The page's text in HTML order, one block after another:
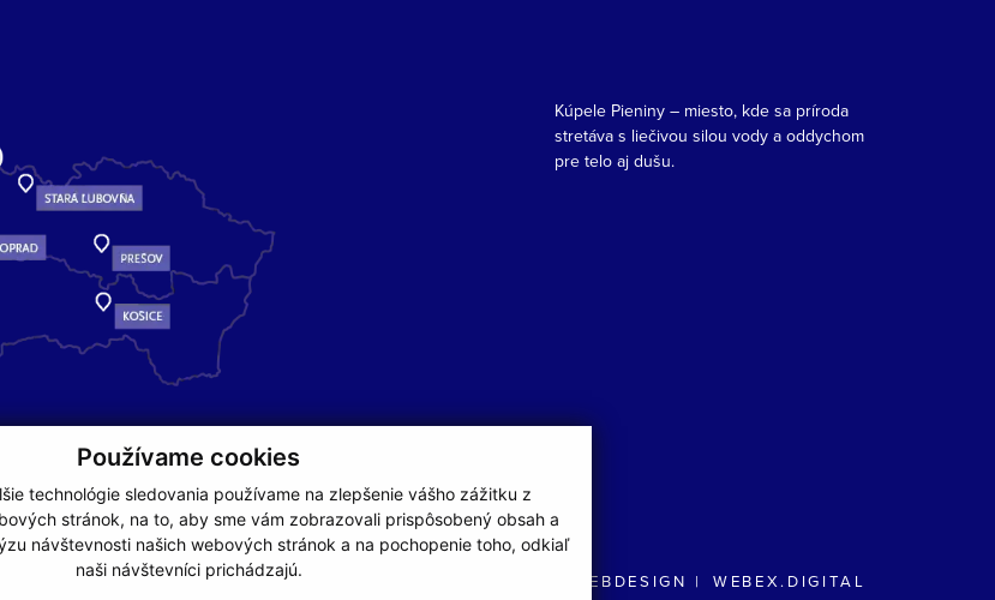
Používame cookies
technológie sledovania používame na zlepšenie vášho zážitku z
stránok, na to, aby sme vám zobrazovali prispôsobený obsah a
návštevnosti našich webových stránok a na pochopenie toho, odkiaľ
naši návštevníci prichádzajú.
Kúpele Pieniny – miesto, kde sa príroda
stretáva s liečivou silou vody a oddychom
pre telo aj dušu.
NA ZAČIATOK STRÁNKY WEBDESIGN WEBEX.DIGITAL